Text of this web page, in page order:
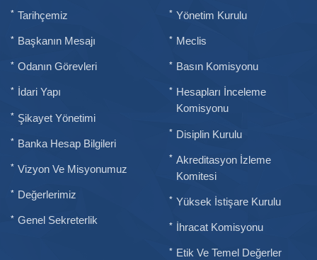
Tarihçemiz
Başkanın Mesajı
Odanın Görevleri
İdari Yapı
Şikayet Yönetimi
Banka Hesap Bilgileri
Vizyon Ve Misyonumuz
Değerlerimiz
Genel Sekreterlik
Yönetim Kurulu
Meclis
Basın Komisyonu
Hesapları İnceleme
Komisyonu
Disiplin Kurulu
Akreditasyon İzleme
Komitesi
Yüksek İstişare Kurulu
İhracat Komisyonu
Etik Ve Temel Değerler